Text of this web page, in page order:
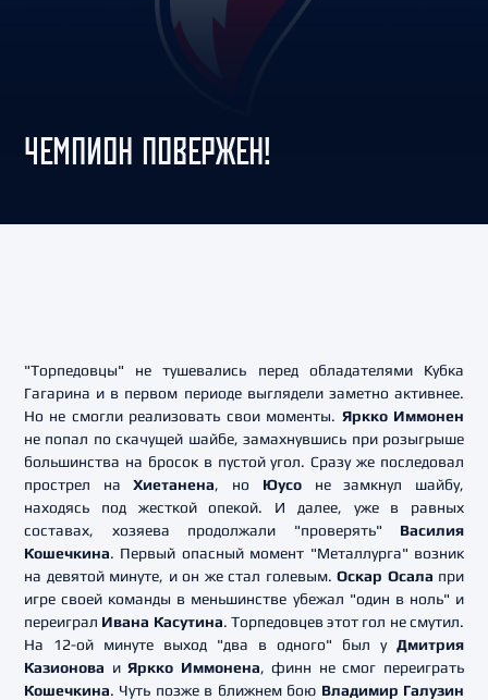
ЧЕМПИОН ПОВЕРЖЕН!
"Торпедовцы" не тушевались перед обладателями Кубка
Гагарина и в первом периоде выглядели заметно активнее.
Но не смогли реализовать свои моменты. Яркко Иммонен
не попал по скачущей шайбе, замахнувшись при розыгрыше
большинства на бросок в пустой угол. Сразу же последовал
прострел наХиетанена, но Юусоне замкнул шайбу,
находясь под жесткой опекой. И далее, уже в равных
составах, хозяева продолжали "проверять" Василия
Кошечкина. Первый опасный момент "Металлурга" возник
на девятой минуте, и он же стал голевым. Оскар Осала при
игре своей команды в меньшинстве убежал "один в ноль" и
переиграл Ивана Касутина. Торпедовцев этот гол не смутил.
На 12-ой минуте выход "два в одного" был у Дмитрия
Казионова иЯркко Иммонена, финн не смог переиграть
Кошечкина. Чуть позже в ближнем бою Владимир Галузин